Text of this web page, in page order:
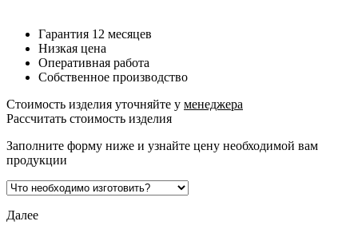
Гарантия 12 месяцев
Низкая цена
Оперативная работа
Собственное производство
Стоимость изделия уточняйте у менеджера
Рассчитать стоимость изделия
Заполните форму ниже и узнайте цену необходимой вам
продукции
Далее